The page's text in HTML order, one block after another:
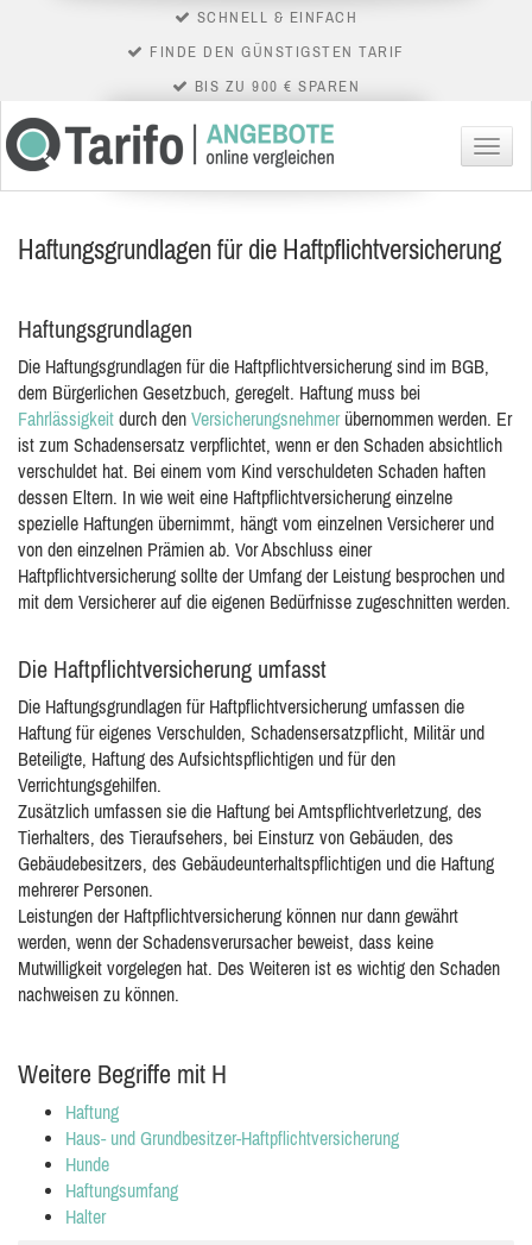
SCHNELL & EINFACH
FINDE DEN GÜNSTIGSTEN TARIF
BIS ZU 900 € SPAREN
Menü
Haftungsgrundlagen für die Haftpflichtversicherung
Haftungsgrundlagen
Die Haftungsgrundlagen für die Haftpflichtversicherung sind im BGB,
dem Bürgerlichen Gesetzbuch, geregelt. Haftung muss bei
Fahrlässigkeit durch den Versicherungsnehmerübernommen werden. Er
ist zum Schadensersatz verpflichtet, wenn erden Schaden absichtlich
verschuldet hat. Bei einem vom Kind verschuldeten Schaden haften
dessen Eltern. In wie weit eine Haftpflichtversicherung einzelne
spezielle Haftungen übernimmt, hängt vom einzelnen Versicherer und
von den einzelnen Prämien ab. Vor Abschluss einer
Haftpflichtversicherung sollte der Umfang der Leistung besprochen und
mit dem Versicherer auf die eigenen Bedürfnisse zugeschnitten werden.
Die Haftpflichtversicherung umfasst
Die Haftungsgrundlagen für Haftpflichtversicherung umfassen die
Haftung für eigenes Verschulden, Schadensersatzpflicht, Militär und
Beteiligte, Haftung des Aufsichtspflichtigen und für den
Verrichtungsgehilfen.
Zusätzlich umfassen sie die Haftung bei Amtspflichtverletzung, des
Tierhalters, des Tieraufsehers, bei Einsturz von Gebäuden, des
Gebäudebesitzers, des Gebäudeunterhaltspflichtigen und die Haftung
mehrerer Personen.
Leistungen der Haftpflichtversicherung können nur dann gewährt
werden, wenn der Schadensverursacher beweist, dass keine
Mutwilligkeit vorgelegen hat. Des Weiteren ist es wichtig den Schaden
nachweisen zu können.
Weitere Begriffe mit H
Haftung
Haus- und Grundbesitzer-Haftpflichtversicherung
Hunde
Haftungsumfang
Halter